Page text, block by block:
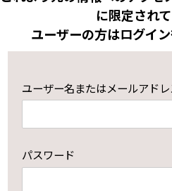
に限定されて
ユーザーの方はログイン
ユーザー名またはメールアドレ
パスワード